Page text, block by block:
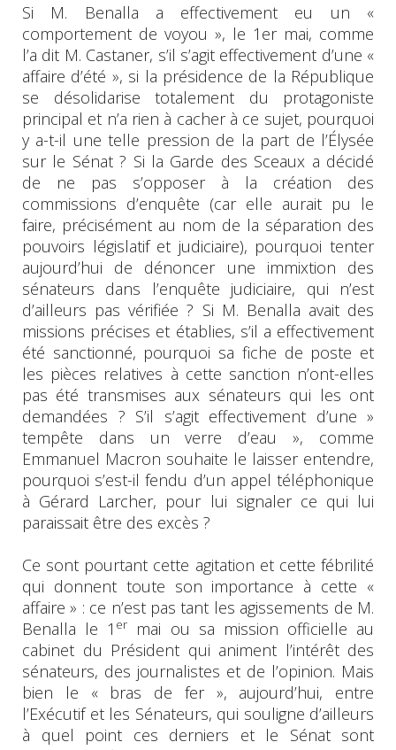
Si M. Benalla a effectivement eu un «
comportement de voyou », le 1er mai, comme
l’a dit M. Castaner, s’il s’agit effectivement d’une «
affaire d’été », si la présidence de la République
se désolidarise totalement du protagoniste
principal et n’a rien à cacher à ce sujet, pourquoi
y a-t-il une telle pression de la part de l’Élysée
sur le Sénat ? Si la Garde des Sceaux a décidé
de ne pas s’opposer à la création des
commissions d’enquête (car elle aurait pu le
faire, précisément au nom de la séparation des
pouvoirs législatif et judiciaire), pourquoi tenter
aujourd’hui de dénoncer une immixtion des
sénateurs dans l’enquête judiciaire, qui n’est
d’ailleurs pas vérifiée ? Si M. Benalla avait des
missions précises et établies, s’il a effectivement
été sanctionné, pourquoi sa fiche de poste et
les pièces relatives à cette sanction n’ont-elles
pas été transmises aux sénateurs qui les ont
demandées ? S’il s’agit effectivement d’une »
tempête dans un verre d’eau », comme
Emmanuel Macron souhaite le laisser entendre,
pourquoi s’est-il fendu d’un appel téléphonique
à Gérard Larcher, pour lui signaler ce qui lui
paraissait être des excès ?
Ce sont pourtant cette agitation et cette fébrilité
qui donnent toute son importance à cette «
affaire » : ce n’est pas tant les agissements de M.
Benalla le 1 er
mai ou sa mission officielle au
cabinet du Président qui animent l’intérêt des
sénateurs, des journalistes et de l’opinion. Mais
bien le « bras de fer », aujourd’hui, entre
l’Exécutif et les Sénateurs, qui souligne d’ailleurs
à quel point ces derniers et le Sénat sont